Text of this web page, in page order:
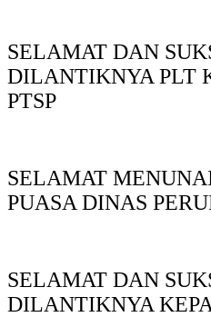
SELAMAT DAN
DILANTIKNYA PLT
PTSP
SELAMAT
PUASA DINAS
SELAMAT DAN
DILANTIKNYA